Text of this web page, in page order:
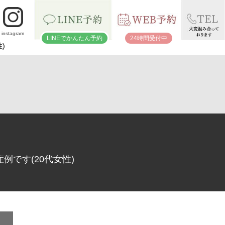
instagram
LINEでかんたん予約 24時間受付中
)
例です(20代女性)